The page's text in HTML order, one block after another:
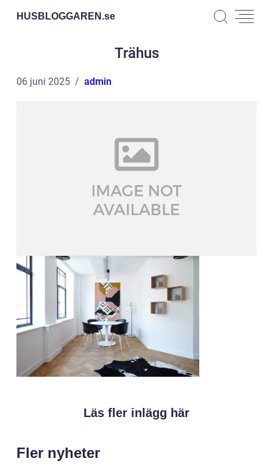
HUSBLOGGAREN.se
Trähus
06 juni 2025 admin
Läs fler inlägg här
Fler nyheter